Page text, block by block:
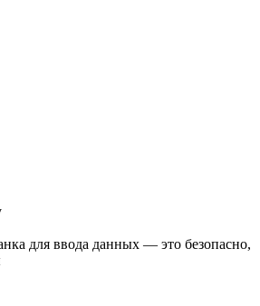
для ввода данных — это безопасно,